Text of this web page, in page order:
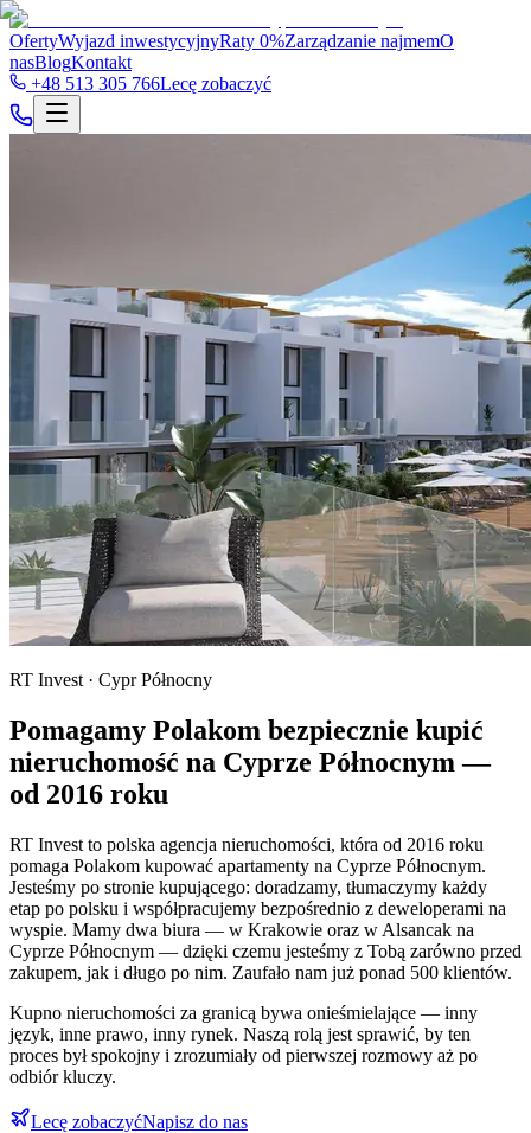
OfertyWyjazd inwestycyjnyRaty 0%Zarządzanie najmemO
nasBlogKontakt
+48 513 305 766Lecę zobaczyć
RT Invest · Cypr Północny
Pomagamy Polakom bezpiecznie kupić
nieruchomość na Cyprze Północnym —
od 2016 roku
RT Invest to polska agencja nieruchomości, która od 2016 roku
pomaga Polakom kupować apartamenty na Cyprze Północnym.
Jesteśmy po stronie kupującego: doradzamy, tłumaczymy każdy
etap po polsku i współpracujemy bezpośrednio z deweloperami na
wyspie. Mamy dwa biura — w Krakowie oraz w Alsancak na
Cyprze Północnym — dzięki czemu jesteśmy z Tobą zarówno przed
zakupem, jak i długo po nim. Zaufało nam już ponad 500 klientów.
Kupno nieruchomości za granicą bywa onieśmielające — inny
język, inne prawo, inny rynek. Naszą rolą jest sprawić, by ten
proces był spokojny i zrozumiały od pierwszej rozmowy aż po
odbiór kluczy.
Lecę zobaczyćNapisz do nas